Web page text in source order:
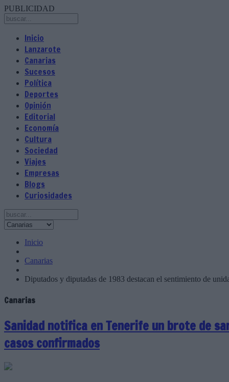
PUBLICIDAD
Inicio
Lanzarote
Canarias
Sucesos
Política
Deportes
Opinión
Editorial
Economía
Cultura
Sociedad
Viajes
Empresas
Blogs
Curiosidades
Inicio
Canarias
Diputados y diputadas de 1983 destacan el sentimiento de
Canarias
Sanidad notifica en Tenerife un brote de
casos confirmados